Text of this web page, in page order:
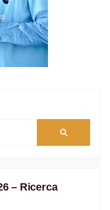
– Ricerca